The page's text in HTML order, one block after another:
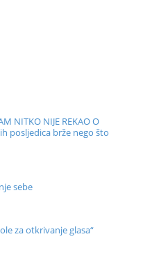
NITKO NIJE REKAO O
posljedica brže nego što
sebe
za otkrivanje glasa“